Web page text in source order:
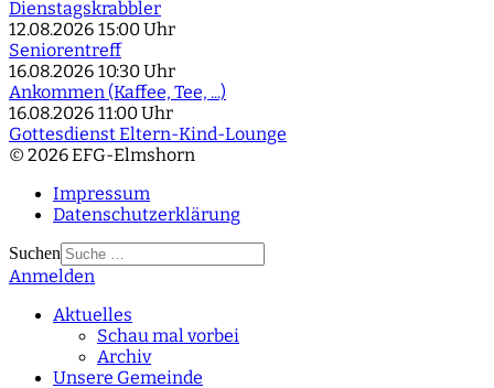
Dienstagskrabbler
12.08.2026 15:00 Uhr
Seniorentreff
16.08.2026 10:30 Uhr
Ankommen (Kaffee, Tee, ...)
16.08.2026 11:00 Uhr
Gottesdienst Eltern-Kind-Lounge
© 2026 EFG-Elmshorn
Impressum
Datenschutzerklärung
Suchen
Type 2 or more
Anmelden
Aktuelles
Schau mal vorbei
Archiv
Unsere Gemeinde